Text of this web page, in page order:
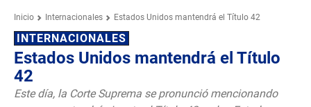
Inicio Internacionales Estados Unidos mantendrá el Título 42
INTERNACIONALES
Estados Unidos mantendrá el Título
42
Este día, la Corte Suprema se pronunció mencionando